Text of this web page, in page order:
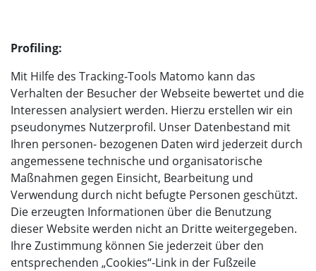
Profiling:
Mit Hilfe des Tracking-Tools Matomo kann das
Verhalten der Besucher der Webseite bewertet und die
Interessen analysiert werden. Hierzu erstellen wir ein
pseudonymes Nutzerprofil. Unser Datenbestand mit
Ihren personen- bezogenen Daten wird jederzeit durch
angemessene technische und organisatorische
Maßnahmen gegen Einsicht, Bearbeitung und
Verwendung durch nicht befugte Personen geschützt.
Die erzeugten Informationen über die Benutzung
dieser Website werden nicht an Dritte weitergegeben.
Ihre Zustimmung können Sie jederzeit über den
entsprechenden „Cookies“-Link in der Fußzeile